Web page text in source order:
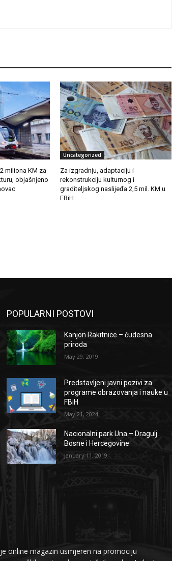
miliona KM za
objašnjeno
Uncategorized
Za izgradnju, adaptaciju i
rekonstrukciju kulturnog i
graditeljskog naslijeđa 2,5 mil. KM u
FBiH
POPULARNI POSTOVI
Kanjon Rakitnice – čudesna
priroda
May 29, 2019
Predstavljeni javni pozivi za
programe obrazovanja i nauke u
FBiH
May 21, 2024
Nacionalni park Una – Dragulj
Bosne i Hercegovine
January 11, 2019
online magazin usmjeren na promociju